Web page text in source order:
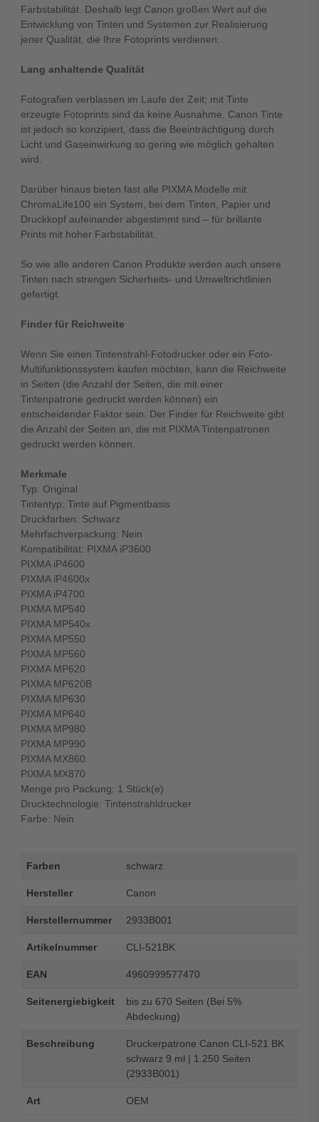
Farbstabilität. Deshalb legt Canon großen Wert auf die
Entwicklung von Tinten und Systemen zur Realisierung
jener Qualität, die Ihre Fotoprints verdienen.
Lang anhaltende Qualität
Fotografien verblassen im Laufe der Zeit; mit Tinte
erzeugte Fotoprints sind da keine Ausnahme. Canon Tinte
ist jedoch so konzipiert, dass die Beeinträchtigung durch
Licht und Gaseinwirkung so gering wie möglich gehalten
wird.
Darüber hinaus bieten fast alle PIXMA Modelle mit
ChromaLife100 ein System, bei dem Tinten, Papier und
Druckkopf aufeinander abgestimmt sind – für brillante
Prints mit hoher Farbstabilität.
So wie alle anderen Canon Produkte werden auch unsere
Tinten nach strengen Sicherheits- und Umweltrichtlinien
gefertigt.
Finder für Reichweite
Wenn Sie einen Tintenstrahl-Fotodrucker oder ein Foto-
Multifunktionssystem kaufen möchten, kann die Reichweite
in Seiten (die Anzahl der Seiten, die mit einer
Tintenpatrone gedruckt werden können) ein
entscheidender Faktor sein. Der Finder für Reichweite gibt
die Anzahl der Seiten an, die mit PIXMA Tintenpatronen
gedruckt werden können.
Merkmale
Typ: Original
Tintentyp: Tinte auf Pigmentbasis
Druckfarben: Schwarz
Mehrfachverpackung: Nein
Kompatibilität: PIXMA iP3600
PIXMA iP4600
PIXMA iP4600x
PIXMA iP4700
PIXMA MP540
PIXMA MP540x
PIXMA MP550
PIXMA MP560
PIXMA MP620
PIXMA MP620B
PIXMA MP630
PIXMA MP640
PIXMA MP980
PIXMA MP990
PIXMA MX860
PIXMA MX870
Menge pro Packung: 1 Stück(e)
Drucktechnologie: Tintenstrahldrucker
Farbe: Nein
Farben schwarz
Hersteller Canon
Herstellernummer 2933B001
Artikelnummer CLI-521BK
EAN 4960999577470
Seitenergiebigkeit
bis zu 670 Seiten (Bei 5%
Abdeckung)
Beschreibung
Druckerpatrone Canon CLI-521 BK
schwarz 9 ml | 1.250 Seiten
(2933B001)
Art OEM